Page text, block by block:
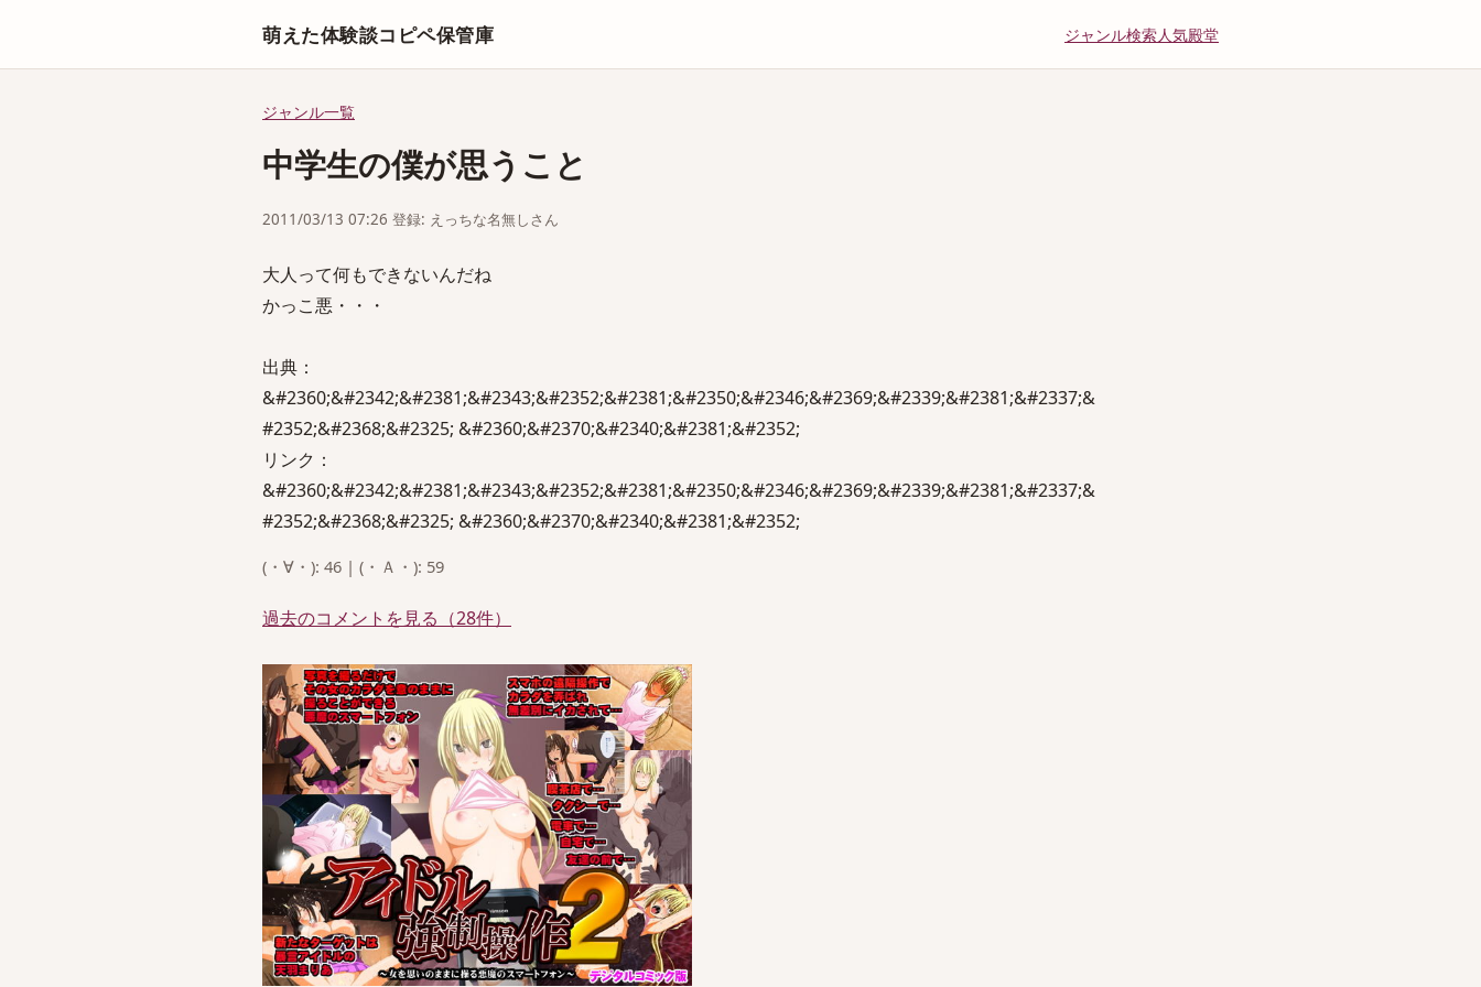
萌えた体験談コピペ保管庫 ジャンル検索人気殿堂
ジャンル一覧
中学生の僕が思うこと
2011/03/13 07:26 登録: えっちな名無しさん
大人って何もできないんだね
かっこ悪・・・
出典：
&#2360;&#2342;&#2381;&#2343;&#2352;&#2381;&#2350;&#2346;&#2369;&#2339;&#2381;&#2337;&
#2352;&#2368;&#2325; &#2360;&#2370;&#2340;&#2381;&#2352;
リンク：
&#2360;&#2342;&#2381;&#2343;&#2352;&#2381;&#2350;&#2346;&#2369;&#2339;&#2381;&#2337;&
#2352;&#2368;&#2325; &#2360;&#2370;&#2340;&#2381;&#2352;
(・∀・): 46 | (・Ａ・): 59
過去のコメントを見る（28件）